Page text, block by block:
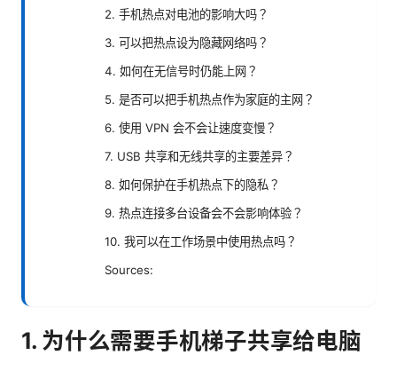
2. 手机热点对电池的影响大吗？
3. 可以把热点设为隐藏网络吗？
4. 如何在无信号时仍能上网？
5. 是否可以把手机热点作为家庭的主网？
6. 使用 VPN 会不会让速度变慢？
7. USB 共享和无线共享的主要差异？
8. 如何保护在手机热点下的隐私？
9. 热点连接多台设备会不会影响体验？
10. 我可以在工作场景中使用热点吗？
Sources:
1. 为什么需要手机梯子共享给电脑